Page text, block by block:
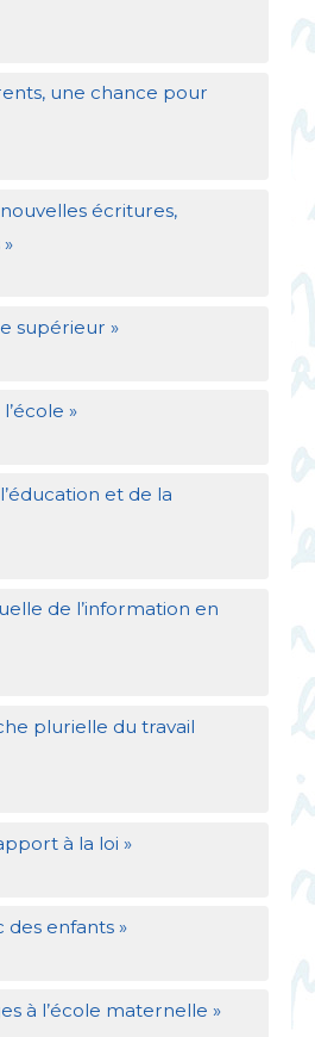
une chance pour
écritures,
»
supérieur »
»
et de la
de l’information en
plurielle du travail
à la loi »
des enfants »
à l’école maternelle »